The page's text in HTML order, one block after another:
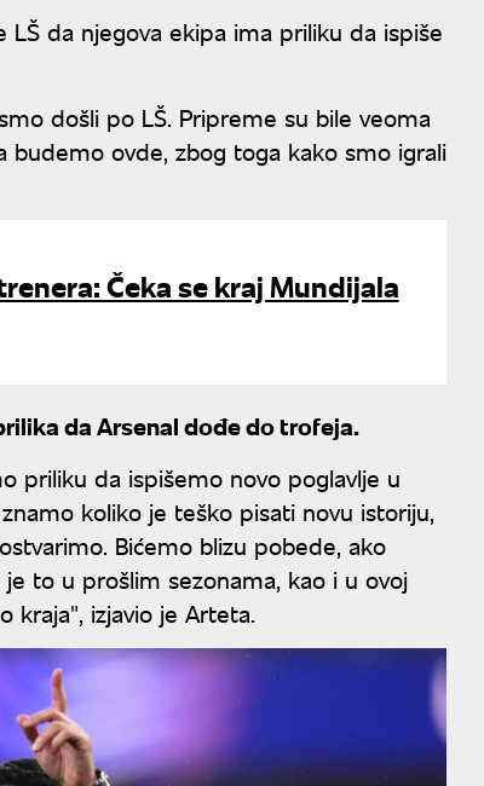
da njegova ekipa ima priliku da ispiše
došli po LŠ. Pripreme su bile veoma
budemo ovde, zbog toga kako smo igrali
Čeka se kraj Mundijala
da Arsenal dođe do trofeja.
priliku da ispišemo novo poglavlje u
koliko je teško pisati novu istoriju,
Bićemo blizu pobede, ako
to u prošlim sezonama, kao i u ovoj
kraja", izjavio je Arteta.